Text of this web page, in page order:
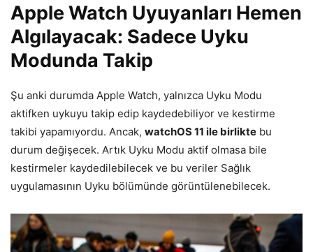
Apple Watch Uyuyanları Hemen
Algılayacak: Sadece Uyku
Modunda Takip
Şu anki durumda Apple Watch, yalnızca Uyku Modu
aktifken uykuyu takip edip kaydedebiliyor ve kestirme
takibi yapamıyordu. Ancak, watchOS 11 ile birlikte bu
durum değişecek. Artık Uyku Modu aktif olmasa bile
kestirmeler kaydedilebilecek ve bu veriler Sağlık
uygulamasının Uyku bölümünde görüntülenebilecek.